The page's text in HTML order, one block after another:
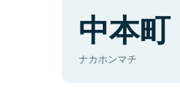
中本町
ナカホンマチ